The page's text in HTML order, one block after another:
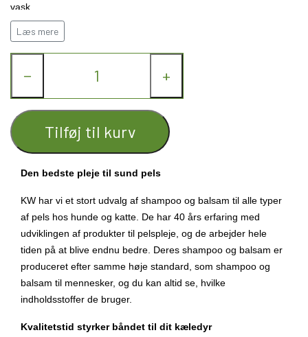
vask.
KW Loppeshampoo skal ikke fortyndes, er klar til brug. pH-værdi
= 7.
Læs mere
− +
Tilføj til kurv
Den bedste pleje til sund pels
KW har vi et stort udvalg af shampoo og balsam til alle typer
af pels hos hunde og katte. De har 40 års erfaring med
udviklingen af produkter til pelspleje, og de arbejder hele
tiden på at blive endnu bedre. Deres shampoo og balsam er
produceret efter samme høje standard, som shampoo og
balsam til mennesker, og du kan altid se, hvilke
indholdsstoffer de bruger.
Kvalitetstid styrker båndet til dit kæledyr